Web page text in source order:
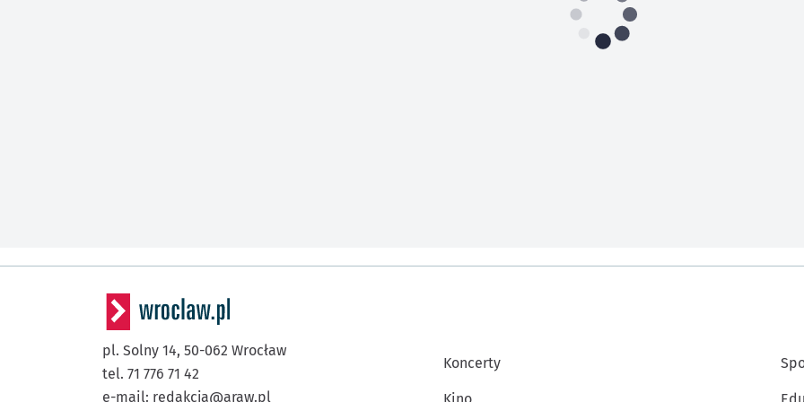
pl. Solny 14, 50-062 Wrocław
tel. 71 776 71 42
e-mail: redakcja@araw.pl
Koncerty